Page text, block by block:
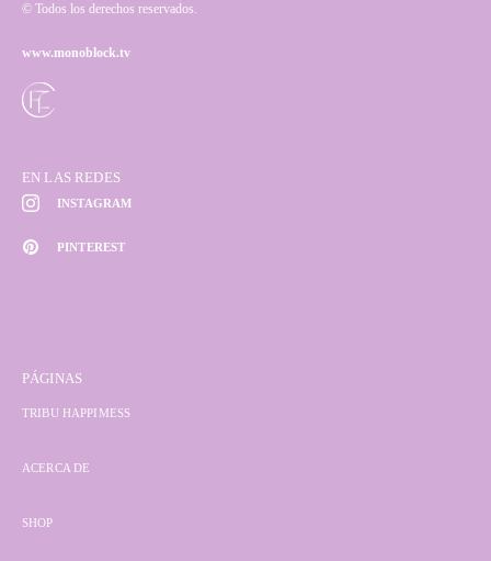
© Todos los derechos reservados.
www.monoblock.tv
EN LAS REDES
INSTAGRAM
PINTEREST
PÁGINAS
TRIBU HAPPIMESS
ACERCA DE
SHOP